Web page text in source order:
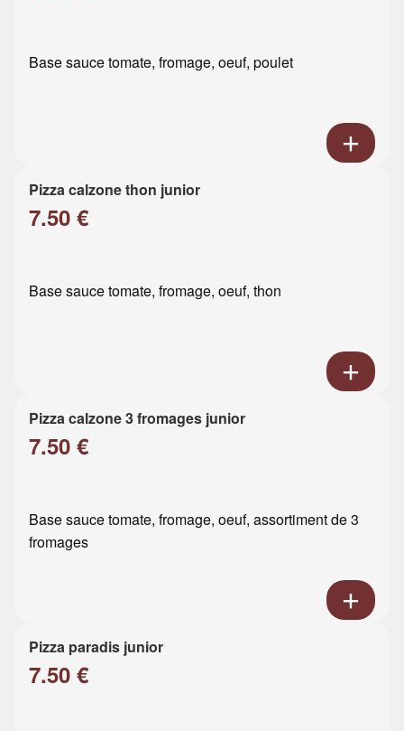
Base sauce tomate, fromage, oeuf, poulet
Pizza calzone thon junior
7.50 €
Base sauce tomate, fromage, oeuf, thon
Pizza calzone 3 fromages junior
7.50 €
Base sauce tomate, fromage, oeuf, assortiment de 3
fromages
Pizza paradis junior
7.50 €